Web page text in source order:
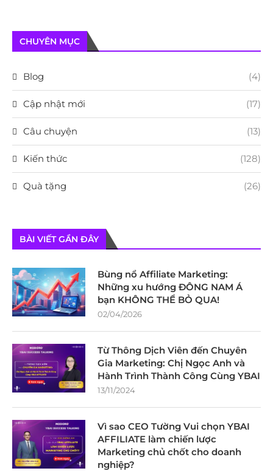
CHUYÊN MỤC
Blog (4)
Cập nhật mới (17)
Câu chuyện (13)
Kiến thức (128)
Quà tặng (26)
BÀI VIẾT GẦN ĐÂY
Bùng nổ Affiliate Marketing:
Những xu hướng ĐÔNG NAM Á
bạn KHÔNG THỂ BỎ QUA!
02/04/2026
Từ Thông Dịch Viên đến Chuyên
Gia Marketing: Chị Ngọc Anh và
Hành Trình Thành Công Cùng YBAI
13/11/2024
Vì sao CEO Tường Vui chọn YBAI
AFFILIATE làm chiến lược
Marketing chủ chốt cho doanh
nghiệp?